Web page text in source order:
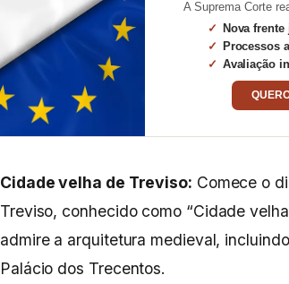
A Suprema Corte
Nova
Processos
Avaliação
Cidade velha de Treviso: Comece o
Treviso, conhecido como “Cidade
admire a arquitetura medieval,
Palácio dos Trecentos.